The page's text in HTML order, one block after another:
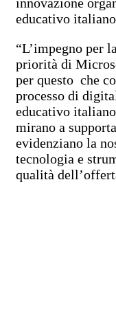
educativo
“L’impegno per
priorità di
per questo che
processo di
educativo
mirano a
evidenziano la
tecnologia e
qualità